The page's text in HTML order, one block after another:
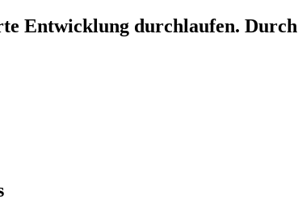
Entwicklung durchlaufen. Durch